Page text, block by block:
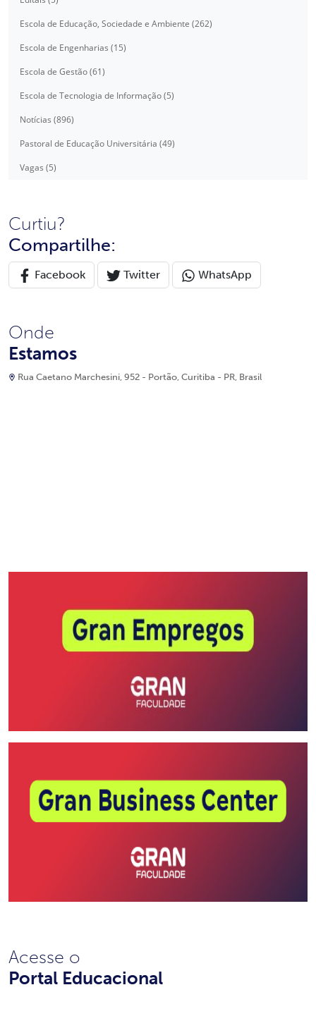
Escola de Educação, Sociedade e Ambiente (262)
Escola de Engenharias (15)
Escola de Gestão (61)
Escola de Tecnologia de Informação (5)
Notícias (896)
Pastoral de Educação Universitária (49)
Vagas (5)
Curtiu?
Compartilhe:
Facebook Twitter WhatsApp
Onde
Estamos
Rua Caetano Marchesini, 952 - Portão, Curitiba - PR, Brasil
Acesse o
Portal Educacional